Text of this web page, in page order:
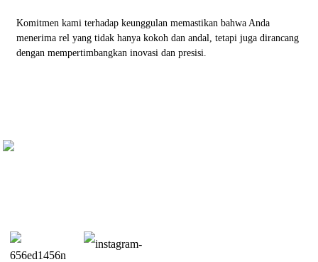
Komitmen kami terhadap keunggulan memastikan bahwa Anda
menerima rel yang tidak hanya kokoh dan andal, tetapi juga dirancang
dengan mempertimbangkan inovasi dan presisi.